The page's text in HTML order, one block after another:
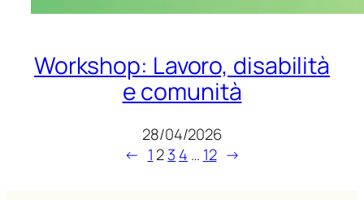
Workshop: Lavoro, disabilità
e comunità
28/04/2026
← 1 23 4 … 12 →